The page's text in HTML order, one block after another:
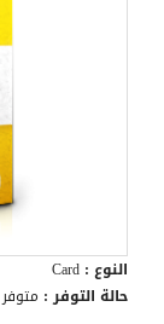
النوع :
حالة التوفر : متوفر